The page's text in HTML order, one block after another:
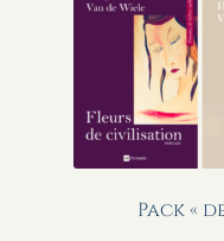
Pack «